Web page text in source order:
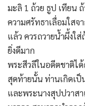
มะลิ 1 ถ้วย ธูป เทียน
ความศรัทธาเลื่อมใสจ
แล้ว ควรถวายน้ำผึ้งใ
ยิ่งดีมาก
พระสีวลีในอดีตชาติไ
สุดท้ายนั้น ท่านเกิดเป็
และพระนางสุปปวาส